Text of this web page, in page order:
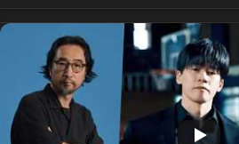
교육 논하는 장 열리길 #연예 #
늘뉴스 #